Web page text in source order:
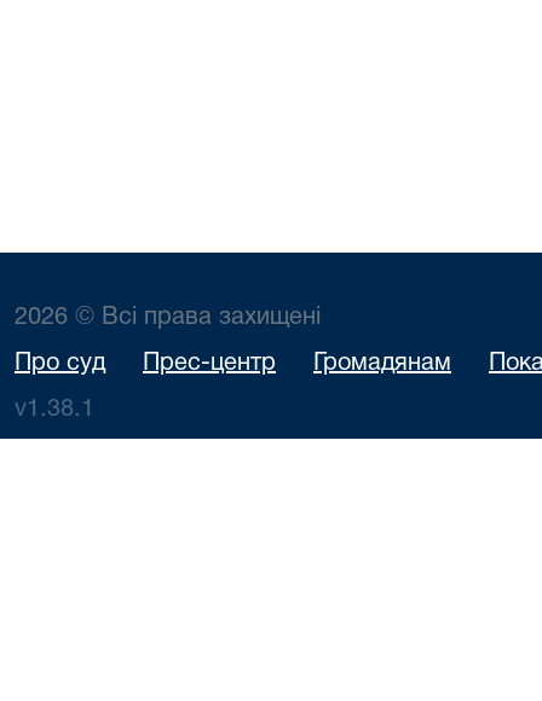
2026 © Всі права захищені
Про суд Прес-центр Громадянам
v1.38.1